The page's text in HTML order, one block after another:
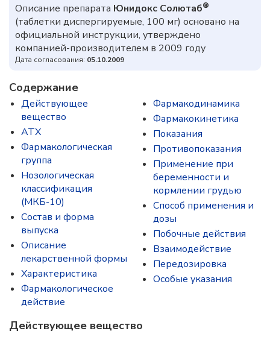
Описание препарата Юнидокс Солютаб®
(таблетки диспергируемые, 100 мг) основано на
официальной инструкции, утверждено
компанией-производителем в 2009 году
Дата согласования: 05.10.2009
Содержание
Действующее
вещество
ATX
Фармакологическая
группа
Нозологическая
классификация
(МКБ-10)
Состав и форма
выпускa
Описание
лекарственной формы
Характеристика
Фармакологическое
действие
Фармакодинамика
Фармакокинетика
Показания
Противопоказания
Применение при
беременности и
кормлении грудью
Способ применения и
дозы
Побочные действия
Взаимодействие
Передозировка
Особые указания
Действующее вещество